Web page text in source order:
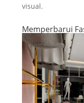
visual.
Memperbarui